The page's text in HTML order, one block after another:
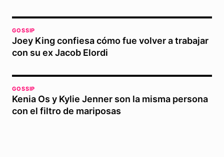
GOSSIP
Joey King confiesa cómo fue volver a trabajar
con su ex Jacob Elordi
GOSSIP
Kenia Os y Kylie Jenner son la misma persona
con el filtro de mariposas